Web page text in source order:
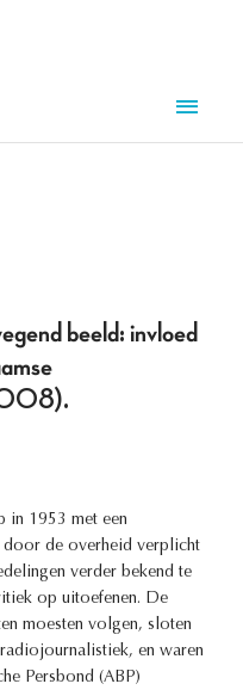
beeld: invloed
in 1953 met een
de overheid verplicht
verder bekend te
op uitoefenen. De
moesten volgen, sloten
en waren
Persbond (ABP)